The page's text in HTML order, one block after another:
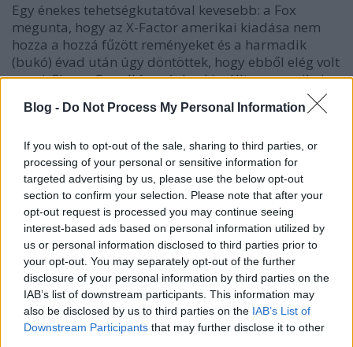
Blog - Do Not Process My Personal Information
If you wish to opt-out of the sale, sharing to third parties, or
processing of your personal or sensitive information for
targeted advertising by us, please use the below opt-out
section to confirm your selection. Please note that after your
opt-out request is processed you may continue seeing
interest-based ads based on personal information utilized by
us or personal information disclosed to third parties prior to
your opt-out. You may separately opt-out of the further
disclosure of your personal information by third parties on the
IAB’s list of downstream participants. This information may
also be disclosed by us to third parties on the IAB’s List of
Downstream Participants that may further disclose it to other
Egy énekes tehetségkutatóval kevesebb: a Fox
megunta, hogy az X-Factor amerikai kiadása nem
hozza a hozzá fűzött reményeket és a harmadik
(bukó) évad után úgy döntöttek, hogy ebből elég volt
ennyi. Simon Cowell így végleg kiszállt az amerikai
tévéből, hiszen már az American Idolban sem vesz
részt. Az X-Factor nem volt olcsó mulatság, viszont a
decemberi évadzáró nézettsége például 45
százalékkal volt alacsonyabb a második utolsó
epizódjánál.A Foxnak így 3 órányi új programra van szüksége
ősszel, de a pilotberendeléseiket elnézve ezzel nem lesz túl nagy
probléma - jön az Utopia című reality, amiben 15 ember egy éven át
él majd egy szigeten, stb. Cowell a brit X-Factorban fog zsűrizni.
Címkék:usa kasza x-factor